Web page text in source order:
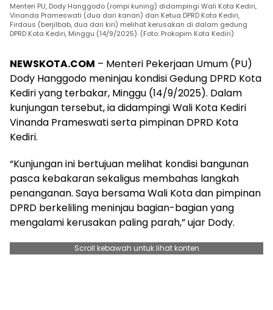
Menteri PU, Dody Hanggodo (rompi kuning) didampingi Wali Kota Kediri,
Vinanda Prameswati (dua dari kanan) dan Ketua DPRD Kota Kediri,
Firdaus (berjilbab, dua dari kiri) melihat kerusakan di dalam gedung
DPRD Kota Kediri, Minggu (14/9/2025). (Foto: Prokopim Kota Kediri)
NEWSKOTA.COM – Menteri Pekerjaan Umum (PU)
Dody Hanggodo meninjau kondisi Gedung DPRD Kota
Kediri yang terbakar, Minggu (14/9/2025). Dalam
kunjungan tersebut, ia didampingi Wali Kota Kediri
Vinanda Prameswati serta pimpinan DPRD Kota
Kediri.
“Kunjungan ini bertujuan melihat kondisi bangunan
pasca kebakaran sekaligus membahas langkah
penanganan. Saya bersama Wali Kota dan pimpinan
DPRD berkeliling meninjau bagian-bagian yang
mengalami kerusakan paling parah,” ujar Dody.
Scroll kebawah untuk lihat konten